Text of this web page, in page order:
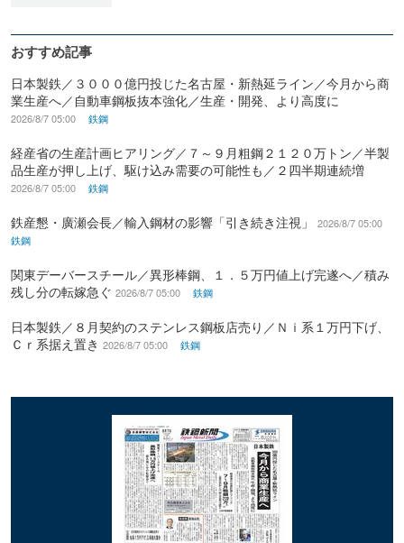
おすすめ記事
日本製鉄／３０００億円投じた名古屋・新熱延ライン／今月から商
業生産へ／自動車鋼板抜本強化／生産・開発、より高度に
2026/8/7 05:00 鉄鋼
経産省の生産計画ヒアリング／７～９月粗鋼２１２０万トン／半製
品生産が押し上げ、駆け込み需要の可能性も／２四半期連続増
2026/8/7 05:00 鉄鋼
鉄産懇・廣瀬会長／輸入鋼材の影響「引き続き注視」
2026/8/7 05:00
鉄鋼
関東デーバースチール／異形棒鋼、１．５万円値上げ完遂へ／積み
残し分の転嫁急ぐ 2026/8/7 05:00 鉄鋼
日本製鉄／８月契約のステンレス鋼板店売り／Ｎｉ系１万円下げ、
Ｃｒ系据え置き 2026/8/7 05:00 鉄鋼